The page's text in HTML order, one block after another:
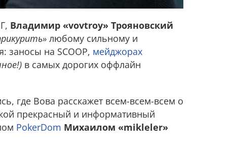
Владимир «vovtroy» Трояновский
любому сильному и
заносы на SCOOP, мейджорах
в самых дорогих оффлайн
где Вова расскажет всем-всем-всем о
прекрасный и информативный
PokerDom Михаилом «mikleler»